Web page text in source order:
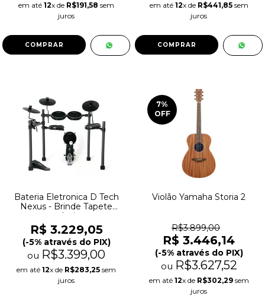
em até 12x de R$191,58 sem
juros
em até 12x de R$441,85sem
juros
Bateria Eletronica D Tech
Nexus - Brinde Tapete
exclusivo
R$ 3.229,05
(-5% através do PIX)
ou R$3.399,00
em até 12x de R$283,25 sem
juros
7%
OFF
Violão Yamaha Storia 2
R$3.899,00
R$ 3.446,14
(-5% através do PIX)
ou R$3.627,52
em até 12x de R$302,29sem
juros